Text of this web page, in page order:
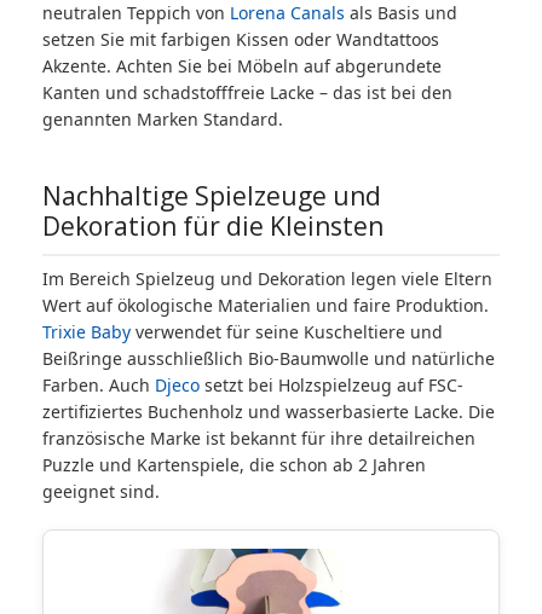
neutralen Teppich von Lorena Canals als Basis und
setzen Sie mit farbigen Kissen oder Wandtattoos
Akzente. Achten Sie bei Möbeln auf abgerundete
Kanten und schadstofffreie Lacke – das ist bei den
genannten Marken Standard.
Nachhaltige Spielzeuge und
Dekoration für die Kleinsten
Im Bereich Spielzeug und Dekoration legen viele Eltern
Wert auf ökologische Materialien und faire Produktion.
Trixie Baby verwendet für seine Kuscheltiere und
Beißringe ausschließlich Bio-Baumwolle und natürliche
Farben. Auch Djeco setzt bei Holzspielzeug auf FSC-
zertifiziertes Buchenholz und wasserbasierte Lacke. Die
französische Marke ist bekannt für ihre detailreichen
Puzzle und Kartenspiele, die schon ab 2 Jahren
geeignet sind.